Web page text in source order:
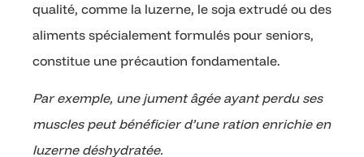
qualité, comme la luzerne, le soja extrudé ou des
aliments spécialement formulés pour seniors,
constitue une précaution fondamentale.
Par exemple, une jument âgée ayant perdu ses
muscles peut bénéficier d’une ration enrichie en
luzerne déshydratée.